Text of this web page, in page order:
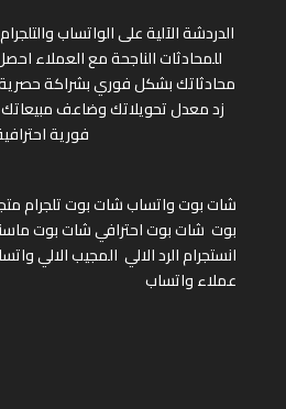
الدردشة الآلية على الواتساب
للمحادثات الناجحة مع العملاء
محادثاتك بشكل فوري بشراكة حصرية
زد معدل تحويلاتك وضاعف
فورية
شات بوت واتسابشات بوت تلجرام
بوت شات بوت احترافيشات بوت
انستجرامالرد الالي المجيب الالي
عملاء واتساب